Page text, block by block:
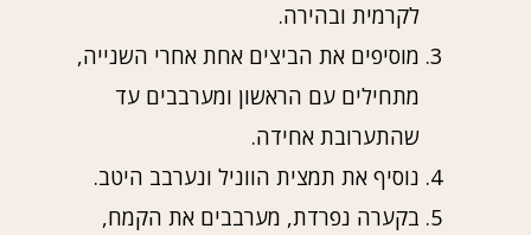
לקרמית ובהירה.
מוסיפים את הביצים אחת אחרי השנייה,
מתחילים עם הראשון ומערבבים עד
שהתערובת אחידה.
נוסיף את תמצית הווניל ונערבב היטב.
בקערה נפרדת, מערבבים את הקמח,